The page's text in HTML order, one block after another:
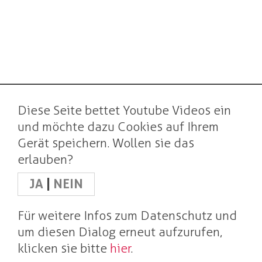
Diese Seite bettet Youtube Videos ein
und möchte dazu Cookies auf Ihrem
Gerät speichern. Wollen sie das
erlauben?
JA
NEIN
Für weitere Infos zum Datenschutz und
um diesen Dialog erneut aufzurufen,
klicken sie bitte hier.